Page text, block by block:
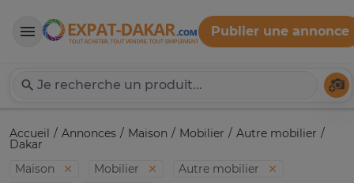
Expat-Dakar
Publier une annonce
Accueil Annonces Maison Mobilier Autre mobilier
Dakar
Maison
Mobilier
Autre mobilier